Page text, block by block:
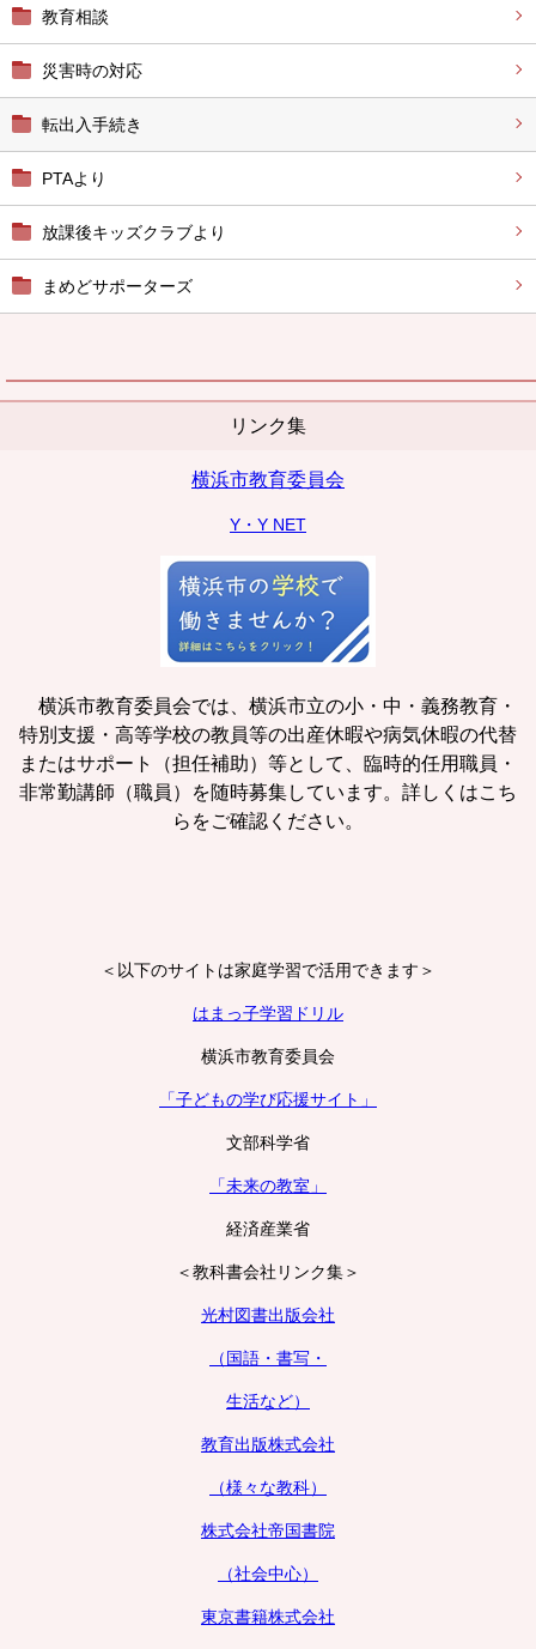
教育相談
災害時の対応
転出入手続き
PTAより
放課後キッズクラブより
まめどサポーターズ
リンク集
横浜市教育委員会
Y・Y NET
横浜市教育委員会では、横浜市立の小・中・義務教育・
特別支援・高等学校の教員等の出産休暇や病気休暇の代替
またはサポート（担任補助）等として、臨時的任用職員・
非常勤講師（職員）を随時募集しています。詳しくはこち
らをご確認ください。
＜以下のサイトは家庭学習で活用できます＞
はまっ子学習ドリル
横浜市教育委員会
「子どもの学び応援サイト」
文部科学省
「未来の教室」
経済産業省
＜教科書会社リンク集＞
光村図書出版会社
（国語・書写・
生活など）
教育出版株式会社
（様々な教科）
株式会社帝国書院
（社会中心）
東京書籍株式会社